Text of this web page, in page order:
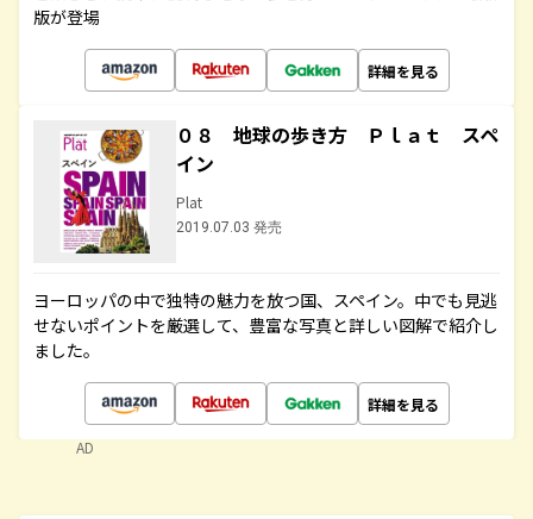
版が登場
詳細を見る
０８ 地球の歩き方 Ｐｌａｔ スペ
イン
Plat
2019.07.03 発売
ヨーロッパの中で独特の魅力を放つ国、スペイン。中でも見逃
せないポイントを厳選して、豊富な写真と詳しい図解で紹介し
ました。
詳細を見る
AD